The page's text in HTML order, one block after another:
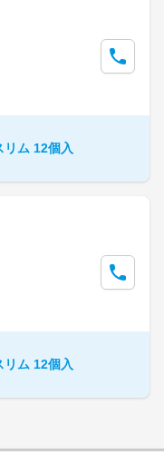
リム 12個入
リム 12個入